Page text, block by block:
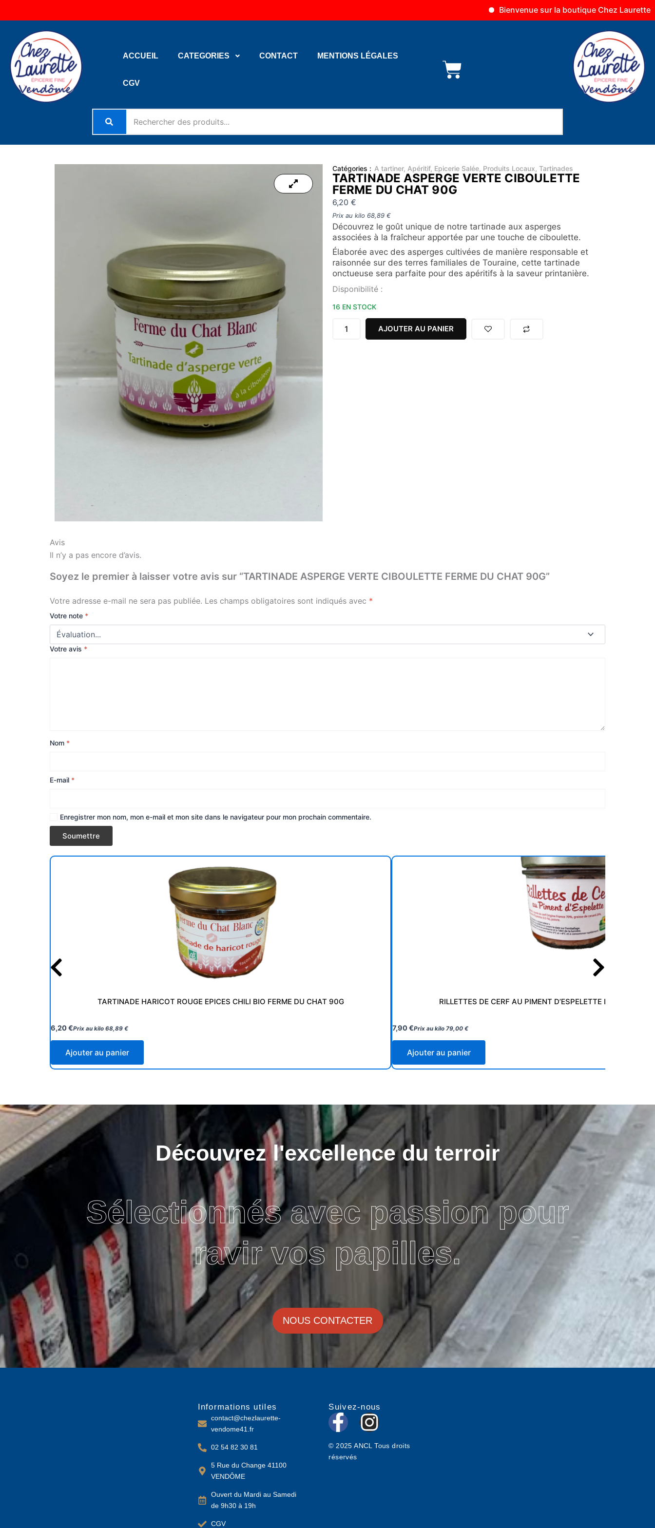
Bienvenue sur la boutique Chez Laurette Vendôme
au
ACCUEIL CATEGORIES CONTACT MENTIONS LÉGALES
CGV
Catégories : A tartiner, Apéritif, Epicerie Salée, Produits Locaux, Tartinades
TARTINADE ASPERGE VERTE CIBOULETTE
FERME DU CHAT 90G
6,20 €
Prix au kilo 68,89 €
Découvrez le goût unique de notre tartinade aux asperges
associées à la fraîcheur apportée par une touche de ciboulette.
Élaborée avec des asperges cultivées de manière responsable et
raisonnée sur des terres familiales de Touraine, cette tartinade
onctueuse sera parfaite pour des apéritifs à la saveur printanière.
Disponibilité :
16 EN STOCK
quantité
TARTINADE
VERTE
AJOUTER AU PANIER
Avis
Il n’y a pas encore d’avis.
Soyez le premier à laisser votre avis sur “TARTINADE ASPERGE VERTE CIBOULETTE FERME DU CHAT 90G”
Votre adresse e-mail ne sera pas publiée. Les champs obligatoires sont indiqués avec *
Votre note *
Votre avis *
Nom *
E-mail *
Enregistrer mon nom, mon e-mail et mon site dans le navigateur pour mon prochain commentaire.
TARTINADE HARICOT ROUGE EPICES CHILI BIO FERME DU CHAT 90G
6,20€Prix au kilo 68,89 €
Ajouter au panier
RILLETTES DE CERF AU PIMENT D’ESPELETTE LA FERME DE
7,90€Prix au kilo 79,00 €
Ajouter au panier
Découvrez l'excellence du terroir
Sélectionnés avec passion pour
ravir vos papilles.
NOUS CONTACTER
Informations utiles
contact@chezlaurette-
vendome41.fr
02 54 82 30 81
5 Rue du Change 41100
VENDÔME
Ouvert du Mardi au Samedi
de 9h30 à 19h
CGV
Suivez-nous
F
a
c
I
n
© 2025 ANCL Tous droits
réservés